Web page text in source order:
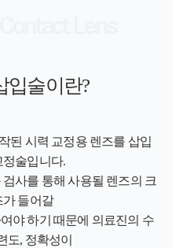
입술이란?
된 시력 교정용 렌즈를 삽입
술입니다.
사를 통해 사용될 렌즈의 크
가 들어갈
야 하기 때문에 의료진의 수
도, 정확성이